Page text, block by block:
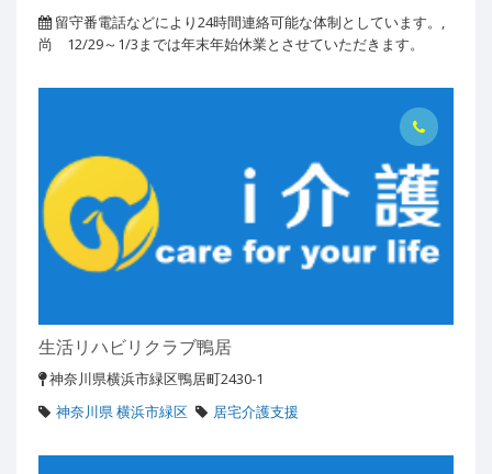
留守番電話などにより24時間連絡可能な体制としています。,
尚 12/29～1/3までは年末年始休業とさせていただきます。
生活リハビリクラブ鴨居
神奈川県横浜市緑区鴨居町2430-1
神奈川県 横浜市緑区
居宅介護支援